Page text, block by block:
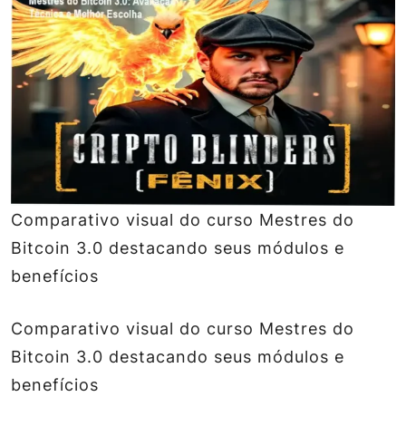
Comparativo visual do curso Mestres do
Bitcoin 3.0 destacando seus módulos e
benefícios
Comparativo visual do curso Mestres do
Bitcoin 3.0 destacando seus módulos e
benefícios